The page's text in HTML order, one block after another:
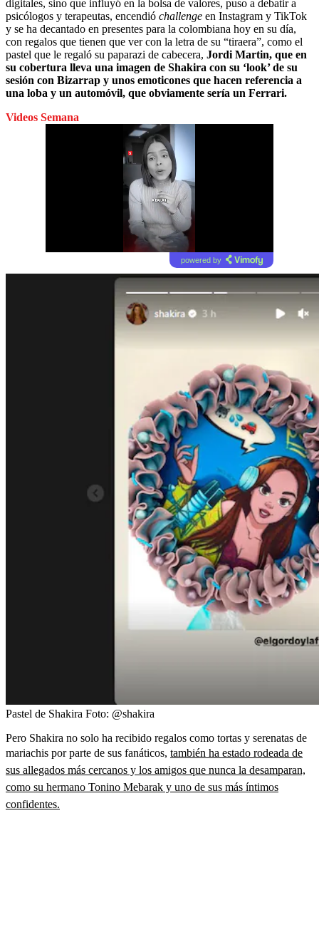
digitales, sino que influyó en la bolsa de valores, puso a debatir a
psicólogos y terapeutas, encendió challenge en Instagram y TikTok
y se ha decantado en presentes para la colombiana hoy en su día,
con regalos que tienen que ver con la letra de su “tiraera”, como el
pastel que le regaló su paparazi de cabecera, Jordi Martin, que en
su cobertura lleva una imagen de Shakira con su ‘look’ de su
sesión con Bizarrap y unos emoticones que hacen referencia a
una loba y un automóvil, que obviamente sería un Ferrari.
Videos Semana
powered by
Pastel de Shakira Foto: @shakira
Pero Shakira no solo ha recibido regalos como tortas y serenatas de
mariachis por parte de sus fanáticos, también ha estado rodeada de
sus allegados más cercanos y los amigos que nunca la desamparan,
como su hermano Tonino Mebarak y uno de sus más íntimos
confidentes.